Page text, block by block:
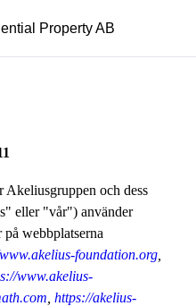
Property AB
och dess
eller "vår") använder
webbplatserna
foundation.org
www.akelius-
,https://akelius-